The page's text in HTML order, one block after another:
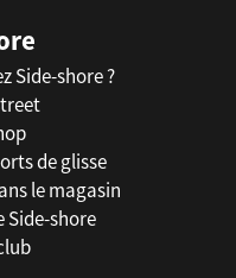
Side-shore ?
de glisse
le magasin
Side-shore